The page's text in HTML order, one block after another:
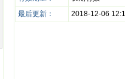
最后更新：
2018-12-06